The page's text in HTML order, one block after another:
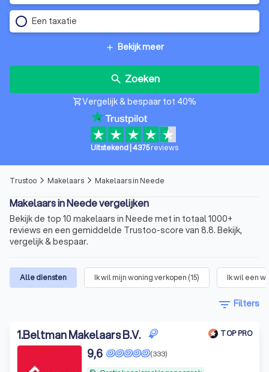
Een taxatie
add Bekijk meer
search Zoeken
shopping_cartVergelijk & bespaar tot 40%
Uitstekend 4375reviews
Trustoo arrow_forward_ios Makelaars arrow_forward_ios Makelaars in Neede
Makelaars in Neede vergelijken
Bekijk de top 10 makelaars in Neede met in totaal 1000+
reviews en een gemiddelde Trustoo-score van 8.8. Bekijk,
vergelijk & bespaar.
Alle diensten Ik wil mijn woning verkopen (15) Ik wil een
filter_list Filters
1.Beltman Makelaars B.V. TOP PRO
(333)
9,6